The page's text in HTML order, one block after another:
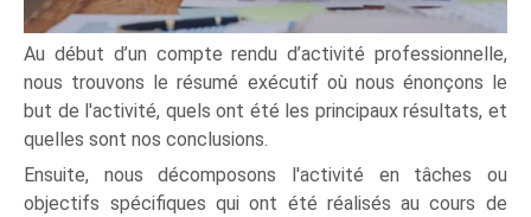
Au début d’un compte rendu d’activité professionnelle,
nous trouvons le résumé exécutif où nous énonçons le
but de l'activité, quels ont été les principaux résultats, et
quelles sont nos conclusions.
Ensuite, nous décomposons l'activité en tâches ou
objectifs spécifiques qui ont été réalisés au cours de